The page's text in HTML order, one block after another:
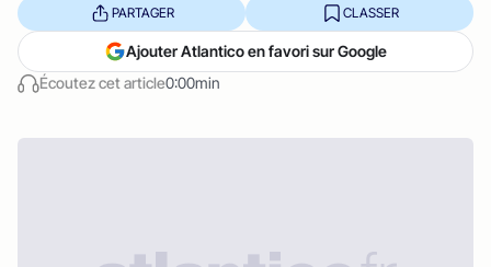
Écoutez cet article0:00min
PARTAGER CLASSER
Ajouter Atlantico en favori sur Google